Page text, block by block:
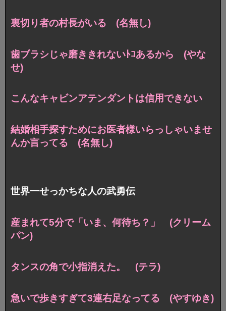
裏切り者の村長がいる (名無し)
歯ブラシじゃ磨ききれないﾄｺあるから (やな
せ)
こんなキャビンアテンダントは信用できない
結婚相手探すためにお医者様いらっしゃいませ
んか言ってる (名無し)
世界一せっかちな人の武勇伝
産まれて5分で「いま、何待ち？」 (クリーム
パン)
タンスの角で小指消えた。 (テラ)
急いで歩きすぎて3連右足なってる (やすゆき)